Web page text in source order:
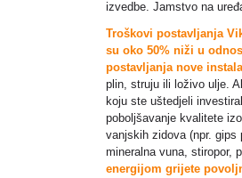
izvedbe. Jamstvo na
Troškovi postavljanja
su oko 50% niži u
postavljanja nove
plin, struju ili loživo ulje.
koju ste uštedjeli
poboljšavanje kvalitete
vanjskih zidova (npr. gips
mineralna vuna, stiropor,
energijom grijete